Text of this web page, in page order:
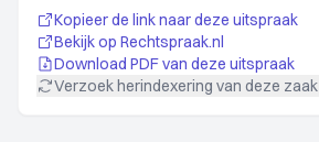
Kopieer de link naar deze uitspraak
Bekijk op Rechtspraak.nl
Download PDF van deze uitspraak
Verzoek herindexering van deze zaak